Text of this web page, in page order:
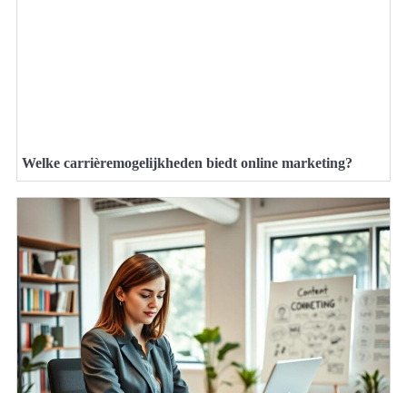
Welke carrièremogelijkheden biedt online marketing?